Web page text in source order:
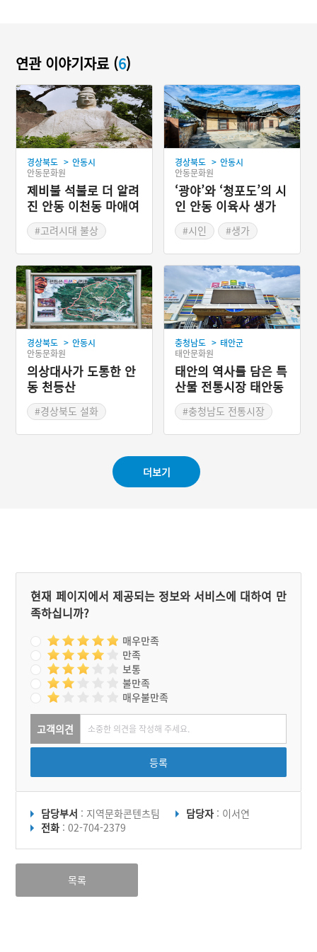
연관 이야기자료 (6)
경상북도 > 안동시
안동문화원
제비불 석불로 더 알려
진 안동 이천동 마애여
래입상
#고려시대 불상
경상북도 > 안동시
안동문화원
‘광야’와 ‘청포도’의 시
인 안동 이육사 생가
#시인
#생가
#안동 가옥
#경상북도 민가
경상북도 > 안동시
안동문화원
의상대사가 도통한 안
동 천등산
#경상북도 설화
충청남도 > 태안군
태안문화원
태안의 역사를 담은 특
산물 전통시장 태안동
부시장
#충청남도 전통시장
더보기
현재 페이지에서 제공되는 정보와 서비스에 대하여 만
족하십니까?
매우만족
만족
보통
불만족
매우불만족
고객의견
등록
담당부서 : 지역문화콘텐츠팀 담당자 : 이서연
전화 : 02-704-2379
목록